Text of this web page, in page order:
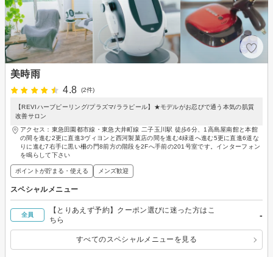
美時雨
4.8
(2件)
【REVIハーブピーリング/プラズマ/ララピール】★モデルがお忍びで通う本気の肌質
改善サロン
アクセス：東急田園都市線・東急大井町線 二子玉川駅 徒歩6分、1高島屋南館と本館
の間を進む2更に直進3ヴィヨンと西河製菓店の間を進む4緑道へ進む5更に直進6道な
りに進む7右手に黒い柵の門8前方の階段を2Fへ手前の201号室です。インターフォン
を鳴らして下さい
ポイントが貯まる・使える メンズ歓迎
スペシャルメニュー
全員
【とりあえず予約】クーポン選びに迷った方はこ
ちら
-
すべてのスペシャルメニューを見る